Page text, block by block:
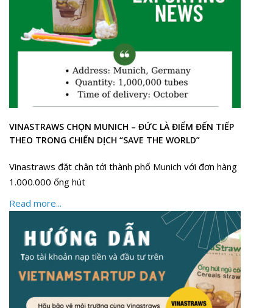
VINASTRAWS CHỌN MUNICH – ĐỨC LÀ ĐIỂM ĐẾN TIẾP
THEO TRONG CHIẾN DỊCH “SAVE THE WORLD”
Vinastraws đặt chân tới thành phố Munich với đơn hàng
1.000.000 ống hút
Read more...